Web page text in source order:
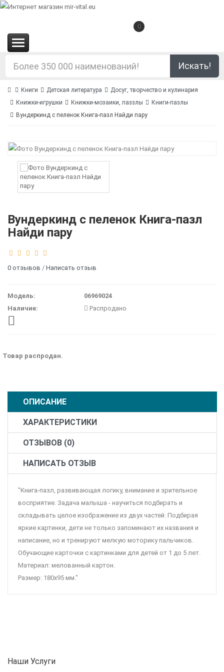
0
Искать!
Книги Детская литература
Досуг, творчество и кулинария
Книжки-игрушки
Книжки-мозаики, паззлы
Книги-пазлы
Вундеркинд с пеленок Книга-пазл Найди пару
Вундеркинд с пеленок Книга-пазл
Найди пару
0 отзывов / Написать отзыв
Модель:
06969024
Наличие:
Распродано
Товар распродан.
ОПИСАНИЕ
ХАРАКТЕРИСТИКИ
ОТЗЫВОВ (0)
НАПИСАТЬ ОТЗЫВ
"Книга-пазл, развивающая логику, внимание и зрительное
восприятие. Задача малыша - научиться подбирать и
складывать целое изображение из двух частей. Подбирая
яркие картинки, дети не только запоминают их названия и
написание, но и тренируют мелкую моторику пальчиков.
Обучающие карточки с картинками для детей от 1 до 5 лет.
Материал: мелованный картон.
Размер: 180х95 мм."
Наши Услуги